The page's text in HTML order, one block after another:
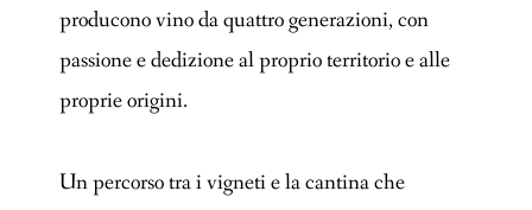
producono vino da quattro generazioni, con
passione e dedizione al proprio territorio e alle
proprie origini.
Un percorso tra i vigneti e la cantina che